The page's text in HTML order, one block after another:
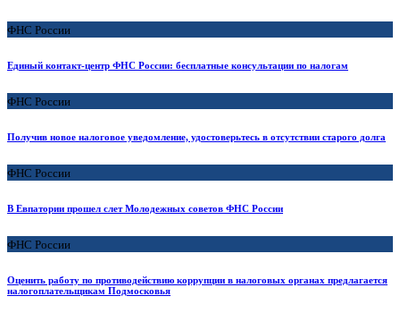
ФНС России
Единый контакт-центр ФНС России: бесплатные консультации по налогам
ФНС России
Получив новое налоговое уведомление, удостоверьтесь в отсутствии старого долга
ФНС России
В Евпатории прошел слет Молодежных советов ФНС России
ФНС России
Оценить работу по противодействию коррупции в налоговых органах предлагается
налогоплательщикам Подмосковья